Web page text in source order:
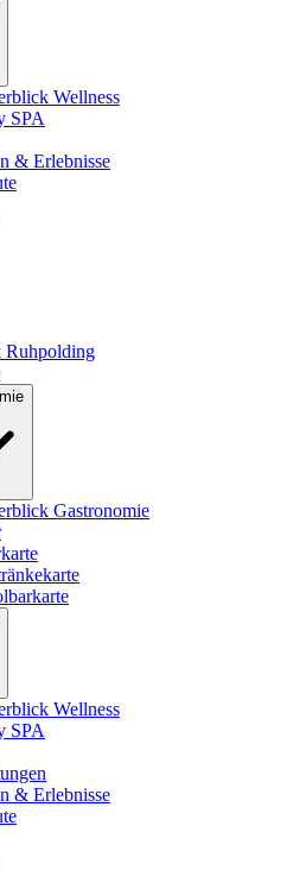
Wellness
SPA
& Erlebnisse
Ruhpolding
Gastronomie
Wellness
SPA
& Erlebnisse